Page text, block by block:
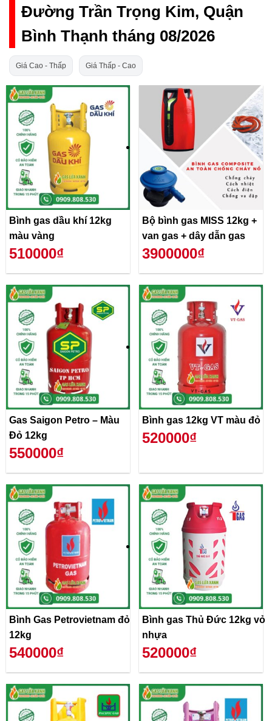
Đường Trần Trọng Kim, Quận
Bình Thạnh tháng 08/2026
Giá Cao - Thấp Giá Thấp - Cao
Bình gas dầu khí 12kg
màu vàng
510000₫
Bộ bình gas MISS 12kg +
van gas + dây dẫn gas
3900000₫
Gas Saigon Petro – Màu
Đỏ 12kg
550000₫
Bình gas 12kg VT màu đỏ
520000₫
Bình Gas Petrovietnam đỏ
12kg
540000₫
Bình gas Thủ Đức 12kg vỏ
nhựa
520000₫